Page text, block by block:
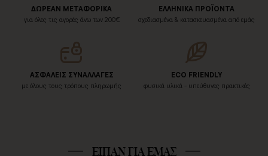
ΔΩΡΕΑΝ ΜΕΤΑΦΟΡΙΚΑ
για όλες τις αγορές άνω των 200€
ΕΛΛΗΝΙΚΑ ΠΡΟΪΟΝΤΑ
σχεδιασμένα & κατασκευασμένα από εμάς
ΑΣΦΑΛΕΙΣ ΣΥΝΑΛΛΑΓΕΣ
με όλους τους τρόπους πληρωμής
ECO FRIENDLY
φυσικά υλικά - υπεύθυνες πρακτικές
ΕΙΠΑΝ ΓΙΑ ΕΜΑΣ